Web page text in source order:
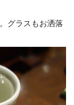
。グラスもお洒落